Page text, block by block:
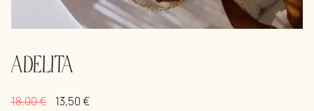
ADELITA
18,00€ 13,50€